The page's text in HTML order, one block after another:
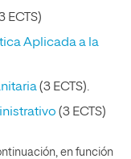
ECTS)
Aplicada a la
(3 ECTS).
(3 ECTS)
en función